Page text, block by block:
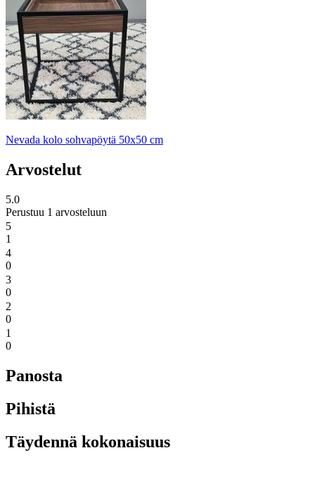
Nevada kolo sohvapöytä 50x50 cm
Arvostelut
5.0
Perustuu 1 arvosteluun
5
1
4
0
3
0
2
0
1
0
Panosta
Pihistä
Täydennä kokonaisuus